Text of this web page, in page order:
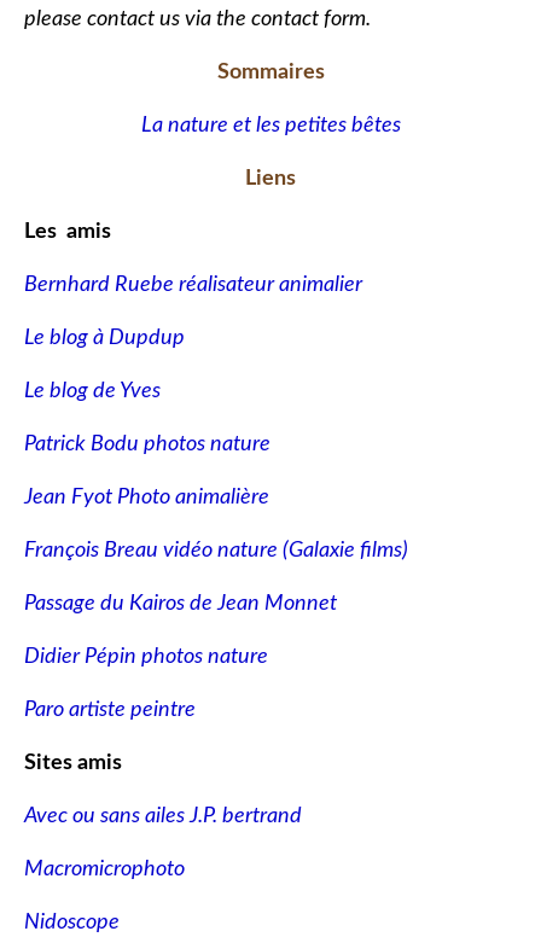
please contact us via the contact form.
Sommaires
La nature et les petites bêtes
Liens
Les amis
Bernhard Ruebe réalisateur animalier
Le blog à Dupdup
Le blog de Yves
Patrick Bodu photos nature
Jean Fyot Photo animalière
François Breau vidéo nature (Galaxie films)
Passage du Kairos de Jean Monnet
Didier Pépin photos nature
Paro artiste peintre
Sites amis
Avec ou sans ailes J.P. bertrand
Macromicrophoto
Nidoscope